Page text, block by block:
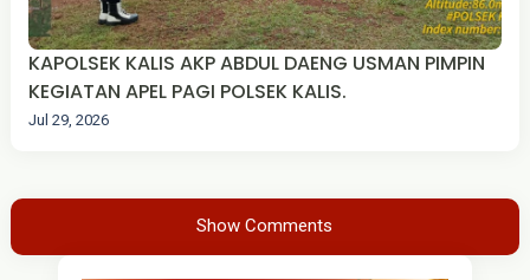
KAPOLSEK KALIS AKP ABDUL DAENG USMAN PIMPIN
KEGIATAN APEL PAGI POLSEK KALIS.
Jul 29, 2026
Show Comments